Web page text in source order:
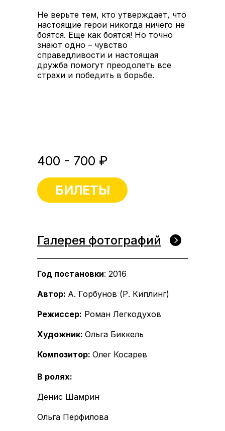
БИЛЕТЫ
Год постановки: 2016
Автор: А. Горбунов (Р. Киплинг)
Режиссер: Роман Легкодухов
Художник: Ольга Биккель
Композитор: Олег Косарев
В ролях:
Денис Шамрин
Ольга Перфилова
Не верьте тем, кто утверждает, что
настоящие герои никогда ничего не
боятся. Еще как боятся! Но точно
знают одно – чувство
справедливости и настоящая
дружба помогут преодолеть все
страхи и победить в борьбе.
Галерея фотографий
400 - 700 ₽